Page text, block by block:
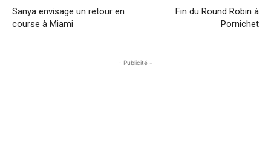
Sanya envisage un retour en
course à Miami
Fin du Round Robin à
Pornichet
- Publicité -